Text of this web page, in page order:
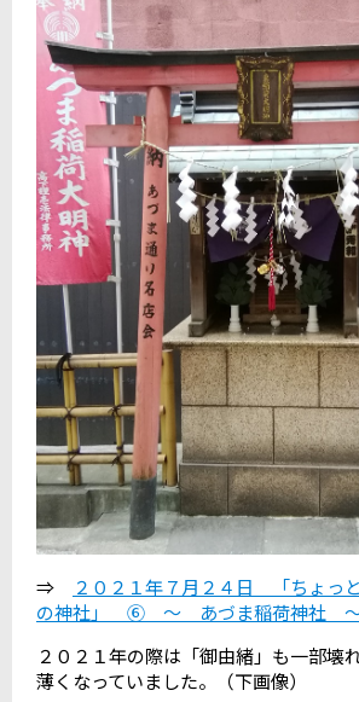
⇒
２０２１年７月２４日 「ちょっ
の神社」 ⑥ ～ あづま稲荷神社
２０２１年の際は「御由緒」も一部壊
薄くなっていました。（下画像）